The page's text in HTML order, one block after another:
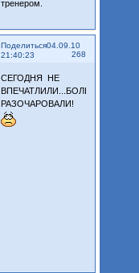
тренером.
Поделиться
268
04.09.10
21:40:23
СЕГОДНЯ НЕ
ВПЕЧАТЛИЛИ...БОЛЬШЕ
РАЗОЧАРОВАЛИ!